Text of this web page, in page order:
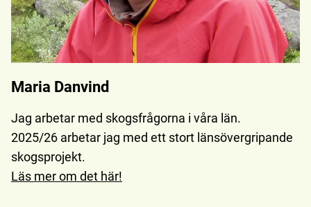
Maria Danvind
Jag arbetar med skogsfrågorna i våra län.
2025/26 arbetar jag med ett stort länsövergripande
skogsprojekt.
Läs mer om det här!